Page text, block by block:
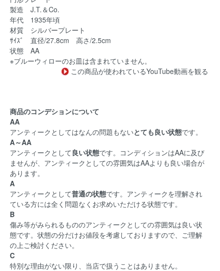
製造 J.T.＆Co.
年代 1935年頃
材質 シルバープレート
ｻｲｽﾞ 直径/27.8cm 高さ/2.5cm
状態 AA
※ブルーウィローのお皿は含まれていません。
この商品が使われているYouTube動画を観る
商品のコンデションについて
AA
アンティークとしてはなんの問題もないとても良い状態です。
A～AA
アンティークとして 良い状態です。コンディションはAAに及び
ませんが、アンティークとしての雰囲気はAAよりも良い場合が
あります。
A
アンティークとして普通の状態です。アンティークを理解され
ている方には全く問題なくお求めいただける状態です。
B
傷み等がみられるもののアンティークとしての雰囲気は良い状
態です。状態の分だけお値段を考慮しておりますので、ご理解
の上ご検討ください。
C
特別な理由がない限り、当店で扱うことはありません。